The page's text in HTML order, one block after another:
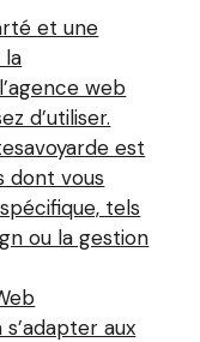
et une
la
web
d’utiliser.
est
dont vous
tels
ou la gestion
aux